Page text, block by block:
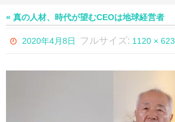
ム
« 真の人材、時代が望むCEOは地球経営者
2020年4月8日 フルサイズ: 1120 × 623